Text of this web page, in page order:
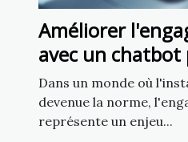
Améliorer
avec un
5 minutes
Dans un monde où
devenue la norme,
représente un enjeu...